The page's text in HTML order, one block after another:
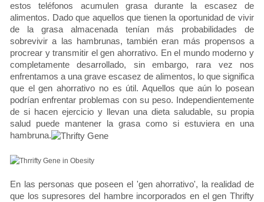
estos teléfonos acumulen grasa durante la escasez de
alimentos. Dado que aquellos que tienen la oportunidad de vivir
de la grasa almacenada tenían más probabilidades de
sobrevivir a las hambrunas, también eran más propensos a
procrear y transmitir el gen ahorrativo. En el mundo moderno y
completamente desarrollado, sin embargo, rara vez nos
enfrentamos a una grave escasez de alimentos, lo que significa
que el gen ahorrativo no es útil. Aquellos que aún lo posean
podrían enfrentar problemas con su peso. Independientemente
de si hacen ejercicio y llevan una dieta saludable, su propia
salud puede mantener la grasa como si estuviera en una
hambruna.
En las personas que poseen el 'gen ahorrativo', la realidad de
que los supresores del hambre incorporados en el gen Thrifty